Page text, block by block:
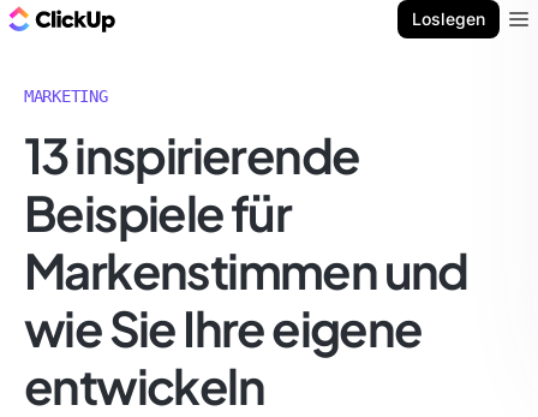
Loslegen
MARKETING
13 inspirierende
Beispiele für
Markenstimmen und
wie Sie Ihre eigene
entwickeln